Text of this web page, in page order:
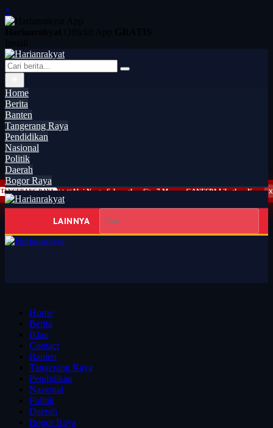
×
Home
Berita
Banten
Tangerang Raya
Pendidikan
Nasional
Politik
Daerah
Bogor Raya
LAINNYA
Home
Berita
Iklan
Contact
Banten
Tangerang Raya
Pendidikan
Nasional
Politik
Daerah
Bogor Raya
x
TANGERANG RAYA 14:40 Aksi Nyata Selamatkan Situ 7 Muara, GANESPA Libatkan Karang Taruna dan Komunitas